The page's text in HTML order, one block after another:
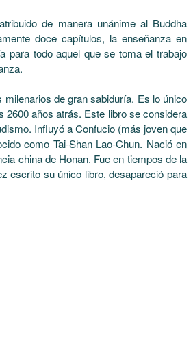
de manera unánime al Buddha
doce capítulos, la enseñanza en
para todo aquel que se toma el trabajo
milenarios de gran sabiduría. Es lo único
2600 años atrás. Este libro se considera
Influyó a Confucio (más joven que
como Tai-Shan Lao-Chun. Nació en
china de Honan. Fue en tiempos de la
escrito su único libro, desapareció para